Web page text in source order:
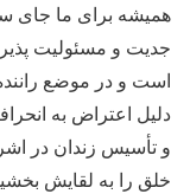
همیشه برای ما جای
جدیت و مسئولیت
دلیل اعتراض به
و تأسیس زندان در
خلق را به لقایش